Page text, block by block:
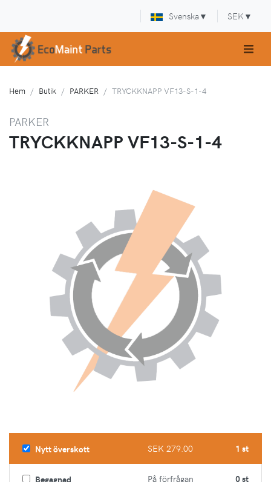
Svenska▼ SEK ▼
Hem Butik PARKER TRYCKKNAPP VF13-S-1-4
PARKER
TRYCKKNAPP VF13-S-1-4
Nytt överskott SEK 279.00 1 st
Begagnad På förfrågan 0 st